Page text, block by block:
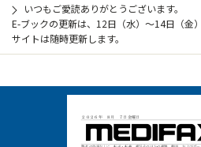
いつもご愛読ありがとうございます。
E-ブックの更新は、12日（水）～14日（金
サイトは随時更新します。